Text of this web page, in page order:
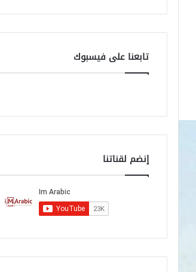
ح
تابعنا على فيسبوك
إنضم لقناتنا